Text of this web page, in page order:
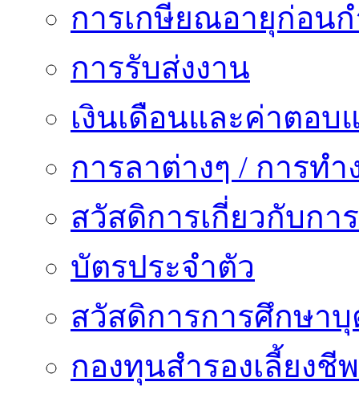
การเกษียณอายุก่อน
การรับส่งงาน
เงินเดือนและค่าตอบ
การลาต่างๆ / การทำ
สวัสดิการเกี่ยวกับกา
บัตรประจำตัว
สวัสดิการการศึกษาบุ
กองทุนสำรองเลี้ยง